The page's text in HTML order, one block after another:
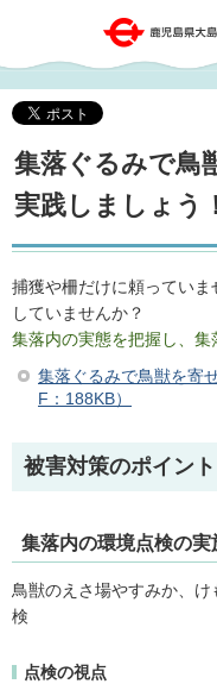
鹿児島県
集落ぐるみで鳥
実践しましょう！
捕獲や柵だけに頼ってい
していませんか？
集落内の実態を把握し、集
集落ぐるみで鳥獣を寄
F：188KB）
被害対策のポイント
集落内の環境点検の実
鳥獣のえさ場やすみか、
検
点検の視点